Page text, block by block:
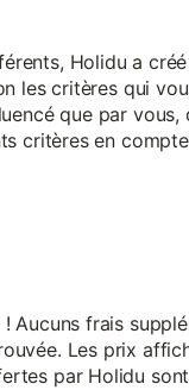
Holidu a
les critères qui
que par
critères en
Aucuns frais
Les prix
par Holidu